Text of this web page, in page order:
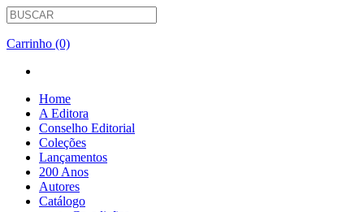
Carrinho (0)
Home
A Editora
Conselho Editorial
Coleções
Lançamentos
200 Anos
Autores
Catálogo